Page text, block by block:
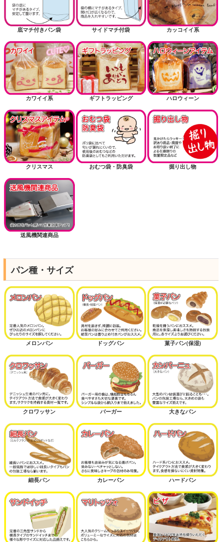
底マチ付きパン袋 サイドマチ付袋 カッコイイ系
カワイイ系 ギフトラッピング ハロウィーン
クリスマス おむつ袋・防臭袋 掘り出し物
送風機関連商品
パン種・サイズ
メロンパン ドッグパン 菓子パン(保湿)
クロワッサン バーガー 大きなパン
細長パン カレーパン ハードパン